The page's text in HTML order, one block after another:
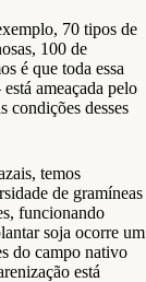
70 tipos de
100 de
é que toda essa
ameaçada pelo
condições desses
temos
de gramíneas
funcionando
soja ocorre um
do campo nativo
está